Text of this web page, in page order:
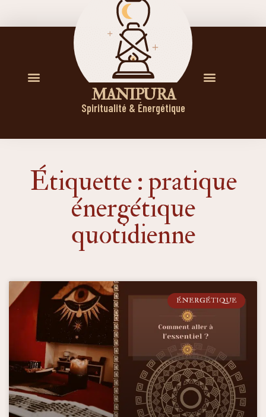
M A N I P U R A
Spiritualité & Énergétique
Étiquette : pratique
énergétique
quotidienne
ÉNERGÉTIQUE